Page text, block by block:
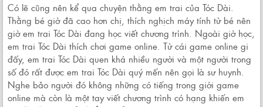
Có lẽ cũng nên kể qua chuyện thằng em trai của Tóc Dài.
Thằng bé giờ đã cao hơn chị, thích nghịch máy tính từ bé nên
giờ em trai Tóc Dài đang học viết chương trình. Ngoài giờ học,
em trai Tóc Dài thích chơi game online. Từ cái game online gi
đấy, em trai Tóc Dài quen khá nhiều người và một người trong
số đó rất được em trai Tóc Dài quý mến nên gọi là sư huynh.
Nghe bảo người đó không những có tiếng trong giới game
online mà còn là một tay viết chương trình có hạng khiến em